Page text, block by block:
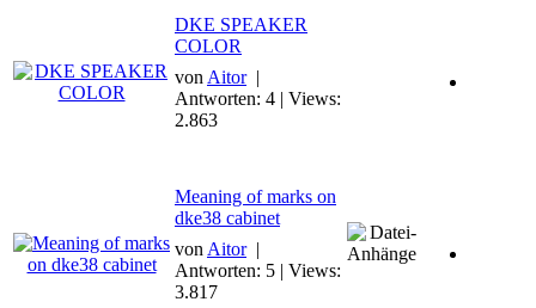
DKE SPEAKER
COLOR
von Aitor |
Antworten: 4 | Views:
2.863
Meaning of marks on
dke38 cabinet
von Aitor |
Antworten: 5 | Views:
3.817